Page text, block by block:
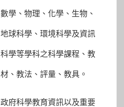
數學、物理、化學、生物、
地球科學、環境科學及資訊
科學等學科之科學課程、教
材、教法、評量、教具。
政府科學教育資訊以及重要